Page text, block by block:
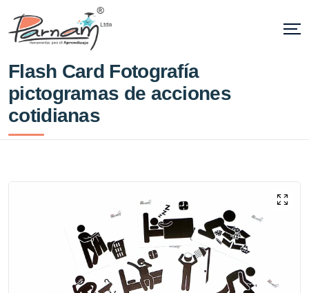
Flash Card Fotografía
pictogramas de acciones
cotidianas